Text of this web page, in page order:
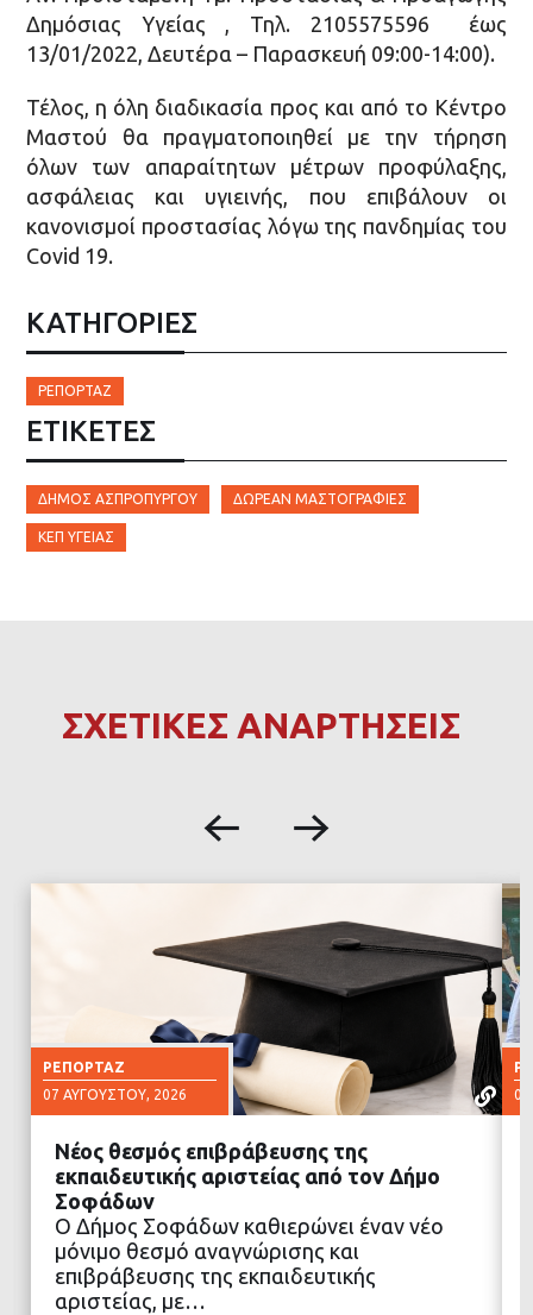
Δημόσιας Υγείας , Τηλ. 2105575596 έως
13/01/2022, Δευτέρα – Παρασκευή 09:00-14:00).
Τέλος, η όλη διαδικασία προς και από το Κέντρο
Μαστού θα πραγματοποιηθεί με την τήρηση
όλων των απαραίτητων μέτρων προφύλαξης,
ασφάλειας και υγιεινής, που επιβάλουν οι
κανονισμοί προστασίας λόγω της πανδημίας του
Covid 19.
ΚΑΤΗΓΟΡΙΕΣ
ΡΕΠΟΡΤΆΖ
ΕΤΙΚΈΤΕΣ
ΔΉΜΟΣ ΑΣΠΡΟΠΎΡΓΟΥ ΔΩΡΕΆΝ ΜΑΣΤΟΓΡΑΦΊΕΣ
ΚΕΠ ΥΓΕΊΑΣ
ΣΧΕΤΙΚΕΣ ΑΝΑΡΤΗΣΕΙΣ
ΡΕΠΟΡΤΆΖ
07 ΑΥΓΟΎΣΤΟΥ, 2026
ΔΙΑΒΑΣΤΕ ΠΕΡΙΣΣΟΤΕΡΑ
Νέος θεσμός επιβράβευσης της
εκπαιδευτικής αριστείας από τον Δήμο
Σοφάδων
Ο Δήμος Σοφάδων καθιερώνει έναν νέο
μόνιμο θεσμό αναγνώρισης και
επιβράβευσης της εκπαιδευτικής
αριστείας, με…